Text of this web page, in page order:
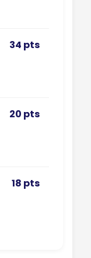
34 pts
20 pts
18 pts